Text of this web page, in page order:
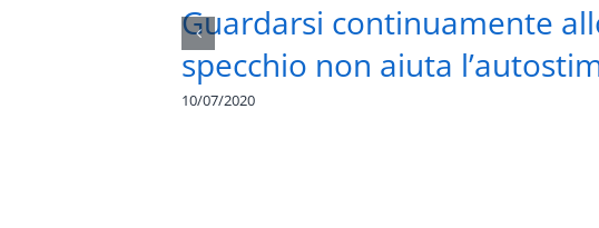
Guardarsi continuamente
specchio non aiuta
10/07/2020